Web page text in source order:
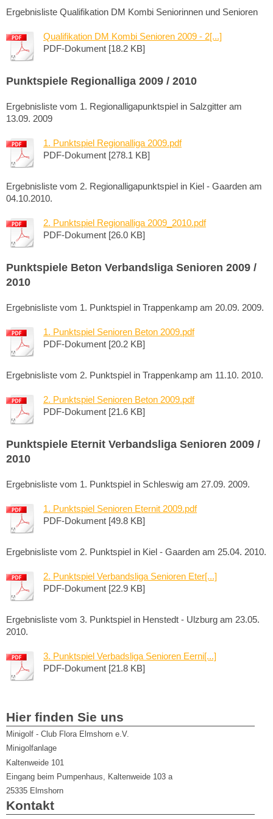
Ergebnisliste Qualifikation DM Kombi Seniorinnen und Senioren
Qualifikation DM Kombi Senioren 2009 - 2[...]
PDF-Dokument [18.2 KB]
Punktspiele Regionalliga 2009 / 2010
Ergebnisliste vom 1. Regionalligapunktspiel in Salzgitter am
13.09. 2009
1. Punktspiel Regionalliga 2009.pdf
PDF-Dokument [278.1 KB]
Ergebnisliste vom 2. Regionalligapunktspiel in Kiel - Gaarden am
04.10.2010.
2. Punktspiel Regionalliga 2009_2010.pdf
PDF-Dokument [26.0 KB]
Punktspiele Beton Verbandsliga Senioren 2009 /
2010
Ergebnisliste vom 1. Punktspiel in Trappenkamp am 20.09. 2009.
1. Punktspiel Senioren Beton 2009.pdf
PDF-Dokument [20.2 KB]
Ergebnisliste vom 2. Punktspiel in Trappenkamp am 11.10. 2010.
2. Punktspiel Senioren Beton 2009.pdf
PDF-Dokument [21.6 KB]
Punktspiele Eternit Verbandsliga Senioren 2009 /
2010
Ergebnisliste vom 1. Punktspiel in Schleswig am 27.09. 2009.
1. Punktspiel Senioren Eternit 2009.pdf
PDF-Dokument [49.8 KB]
Ergebnisliste vom 2. Punktspiel in Kiel - Gaarden am 25.04. 2010.
2. Punktspiel Verbandsliga Senioren Eter[...]
PDF-Dokument [22.9 KB]
Ergebnisliste vom 3. Punktspiel in Henstedt - Ulzburg am 23.05.
2010.
3. Punktspiel Verbadsliga Senioren Eerni[...]
PDF-Dokument [21.8 KB]
Hier finden Sie uns
Minigolf - Club Flora Elmshorn e.V.
Minigolfanlage
Kaltenweide 101
Eingang beim Pumpenhaus, Kaltenweide 103 a
25335 Elmshorn
Kontakt